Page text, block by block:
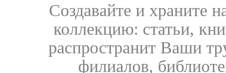
Создавайте и храните
коллекцию: статьи,
распространит Ваши
филиалов,